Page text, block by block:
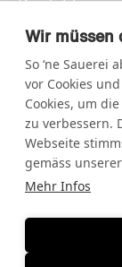
Kontakt
Newsletter
Datenschutz
Wir müssen
So ‘ne Sauerei
vor Cookies
Cookies, um
zu verbessern.
Webseite
gemäss
Mehr Infos